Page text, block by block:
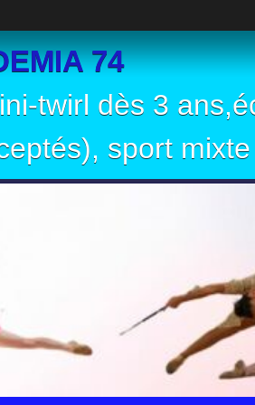
74
twirl dès 3
sport mixte